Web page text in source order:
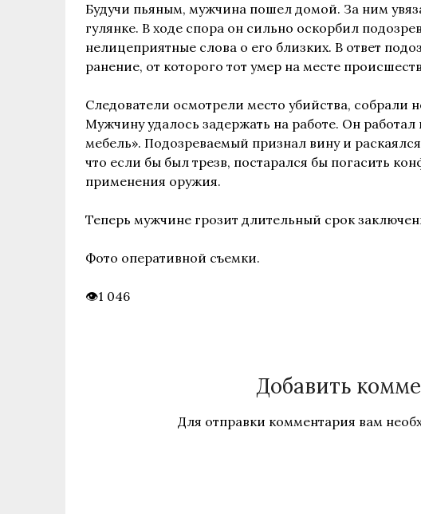
Будучи пьяным, мужчина пошел домой. За ним
гулянке. В ходе спора он сильно оскорбил
нелицеприятные слова о его близких. В ответ
ранение, от которого тот умер на месте
Следователи осмотрели место убийства, собрали
Мужчину удалось задержать на работе. Он
мебель». Подозреваемый признал вину и
что если бы был трезв, постарался бы погасить
применения оружия.
Теперь мужчине грозит длительный срок
Фото оперативной съемки.
1 046
Добавить
Для отправки комментария вам